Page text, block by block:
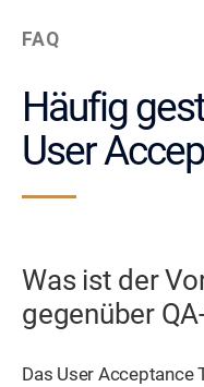
FAQ
Häufig
User
Was ist der
gegenüber
Das User Acceptance